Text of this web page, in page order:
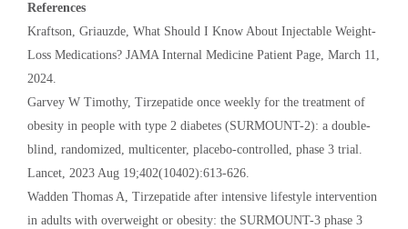
References
Kraftson, Griauzde, What Should I Know About Injectable Weight-
Loss Medications? JAMA Internal Medicine Patient Page, March 11,
2024.
Garvey W Timothy, Tirzepatide once weekly for the treatment of
obesity in people with type 2 diabetes (SURMOUNT-2): a double-
blind, randomized, multicenter, placebo-controlled, phase 3 trial.
Lancet, 2023 Aug 19;402(10402):613-626.
Wadden Thomas A, Tirzepatide after intensive lifestyle intervention
in adults with overweight or obesity: the SURMOUNT-3 phase 3